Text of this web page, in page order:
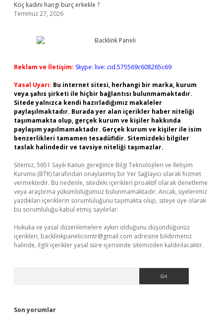
Koç kadını hangi burç erkekle ?
Temmuz 27, 2026
Reklam ve İletişim: Skype: live:.cid.575569c608265c69
Yasal Uyarı: Bu internet sitesi, herhangi bir marka, kurum
veya şahıs şirketi ile hiçbir bağlantısı bulunmamaktadır.
Sitede yalnızca kendi hazırladığımız makaleler
paylaşılmaktadır. Burada yer alan içerikler haber niteliği
taşımamakta olup, gerçek kurum ve kişiler hakkında
paylaşım yapılmamaktadır. Gerçek kurum ve kişiler ile isim
benzerlikleri tamamen tesadüfidir. Sitemizdeki bilgiler
taslak halindedir ve tavsiye niteliği taşımazlar.
Sitemiz, 5651 Sayılı Kanun gereğince Bilgi Teknolojileri ve İletişim
Kurumu (BTK) tarafından onaylanmış bir Yer Sağlayıcı olarak hizmet
vermektedir. Bu nedenle, sitedeki içerikleri proaktif olarak denetleme
veya araştırma yükümlülüğümüz bulunmamaktadır. Ancak, üyelerimiz
yazdıkları içeriklerin sorumluluğunu taşımakta olup, siteye üye olarak
bu sorumluluğu kabul etmiş sayılırlar.
Hukuka ve yasal düzenlemelere aykırı olduğunu düşündüğünüz
içerikleri, backlinkpanelicomtr@gmail.com adresine bildirmeniz
halinde, ilgili içerikler yasal süre içerisinde sitemizden kaldırılacaktır.
Son yorumlar